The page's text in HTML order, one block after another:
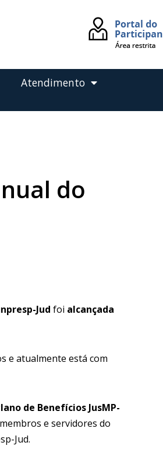
Atendimento
do
Jud foi alcançada
e atualmente está com
de Benefícios JusMP-
e servidores do
Jud.